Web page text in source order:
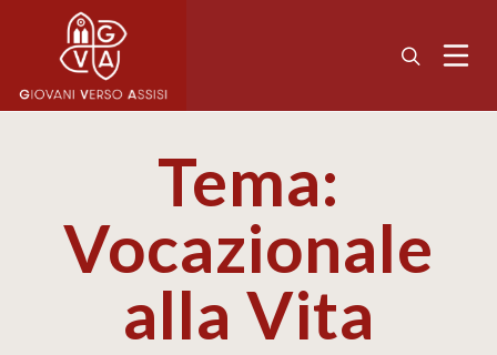
Tema:
Vocazionale
alla Vita